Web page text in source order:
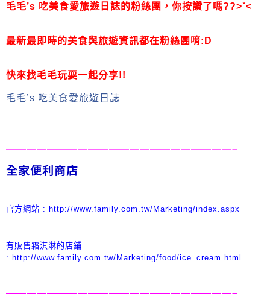
毛毛’s 吃美食愛旅遊日誌的粉絲團， 你按讚了嗎??>ˇ<
最新最即時的美食與旅遊資訊都在粉絲團唷:D
快來找毛毛玩耍一起分享!!
毛毛’s 吃美食愛旅遊日誌
——————————————————————–
全家便利商店
官方網站 : http://www.family.com.tw/Marketing/index.aspx
有販售霜淇淋的店鋪
: http://www.family.com.tw/Marketing/food/ice_cream.html
——————————————————————–